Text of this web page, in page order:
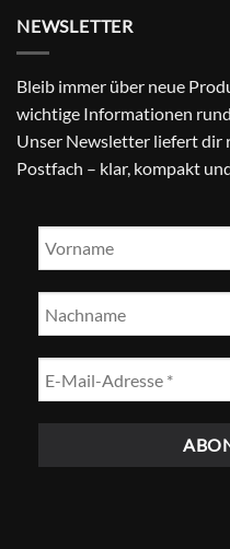
NEWSLETTER
Bleib immer über neue
wichtige Informationen
Unser Newsletter liefert dir
Postfach – klar, kompakt